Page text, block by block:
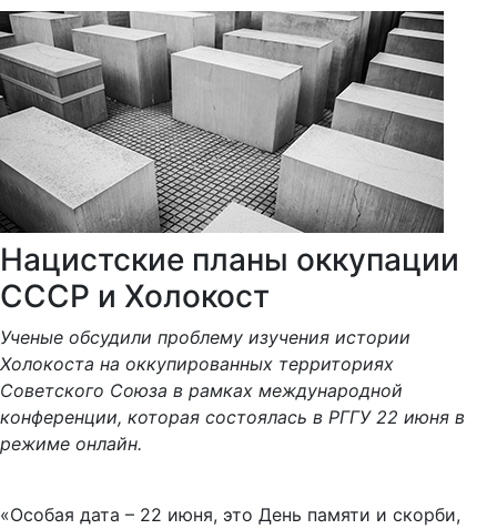
Нацистские планы оккупации
СССР и Холокост
Ученые обсудили проблему изучения истории
Холокоста на оккупированных территориях
Советского Союза в рамках международной
конференции, которая состоялась в РГГУ 22 июня в
режиме онлайн.
«Особая дата – 22 июня, это День памяти и скорби,